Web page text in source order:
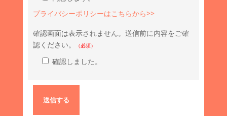
プライバシーポリシーはこちらから>>
確認画面は表示されません。送信前に内容をご確
認ください。
（必須）
確認しました。